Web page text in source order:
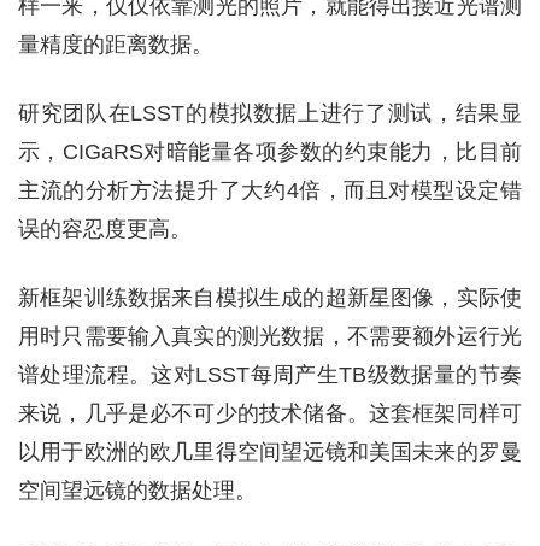
样一来，仅仅依靠测光的照片，就能得出接近光谱测
量精度的距离数据。
研究团队在LSST的模拟数据上进行了测试，结果显
示，CIGaRS对暗能量各项参数的约束能力，比目前
主流的分析方法提升了大约4倍，而且对模型设定错
误的容忍度更高。
新框架训练数据来自模拟生成的超新星图像，实际使
用时只需要输入真实的测光数据，不需要额外运行光
谱处理流程。这对LSST每周产生TB级数据量的节奏
来说，几乎是必不可少的技术储备。这套框架同样可
以用于欧洲的欧几里得空间望远镜和美国未来的罗曼
空间望远镜的数据处理。